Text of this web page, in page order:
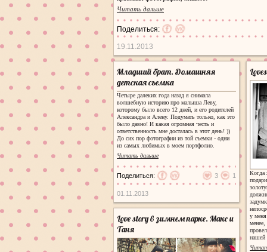
Читать дальше
Поделиться:
19.11.2013
Младший брат. Домашняя
детская съемка
Четыре далеких года назад я снимала
волшебную историю про малыша Леву,
которому было всего 12 дней, и его родителей
Александра и Алену. Подумать только, как это
было давно! И какая огромная честь и
ответственность мне досталась в этот день! ))
До сих пор фотографии из той съемки - одни
из самых любимых в моем портфолио.
Читать дальше
Поделиться: 3 1
01.11.2013
Love story в зимнем парке. Макс и
Таня
Когда
у
нашей